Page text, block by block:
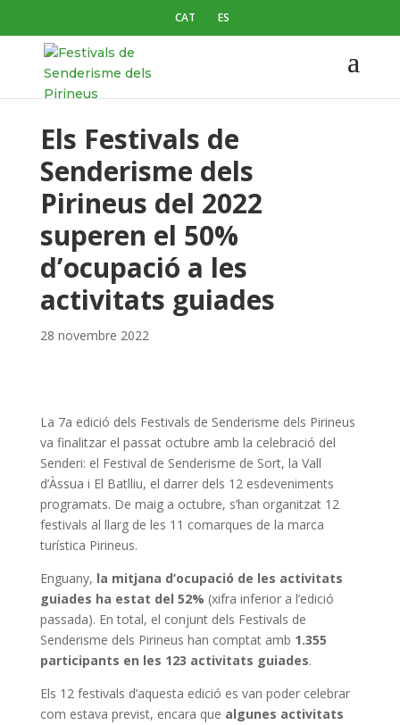
CAT ES
Els Festivals de
Senderisme dels
Pirineus del 2022
superen el 50%
d’ocupació a les
activitats guiades
28 novembre 2022
La 7a edició dels Festivals de Senderisme dels Pirineus
va finalitzar el passat octubre amb la celebració del
Senderi: el Festival de Senderisme de Sort, la Vall
d’Àssua i El Batlliu, el darrer dels 12 esdeveniments
programats. De maig a octubre, s’han organitzat 12
festivals al llarg de les 11 comarques de la marca
turística Pirineus.
Enguany, la mitjana d’ocupació de les activitats
guiades ha estat del 52% (xifra inferior a l’edició
passada). En total, el conjunt dels Festivals de
Senderisme dels Pirineus han comptat amb 1.355
participants en les 123 activitats guiades.
Els 12 festivals d’aquesta edició es van poder celebrar
com estava previst, encara que algunes activitats